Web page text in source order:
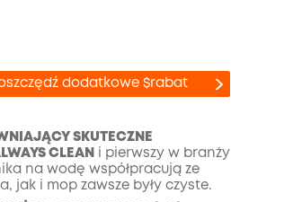
dodatkowe $rabat
KOPIA
SKUTECZNE
CLEAN
i pierwszy w branży
na wodę współpracują ze
jak i mop zawsze były czyste.